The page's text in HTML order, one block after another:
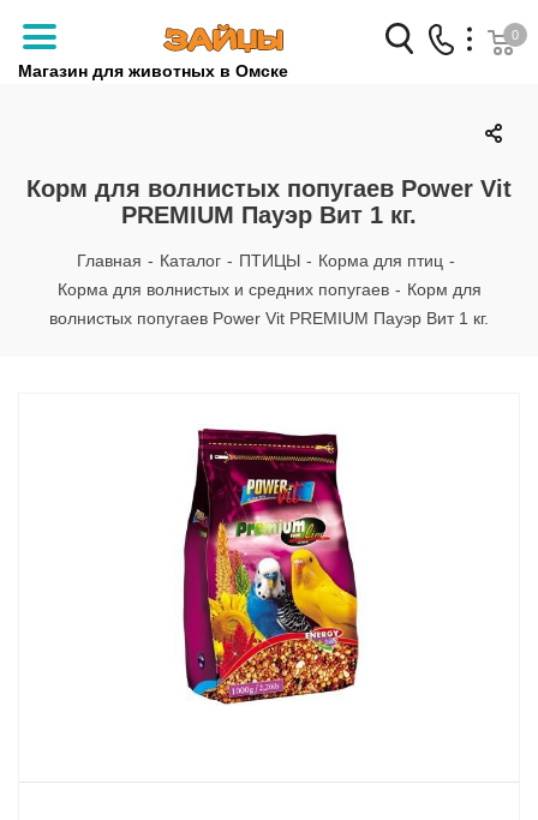
Магазин для животных в Омске
Заказать звонок
+7 (3812) 79-04-04
+7 (950) 959-88-32
0
Корм для волнистых попугаев Power Vit
PREMIUM Пауэр Вит 1 кг.
Главная - Каталог - ПТИЦЫ - Корма для птиц -
Корма для волнистых и средних попугаев - Корм для
волнистых попугаев Power Vit PREMIUM Пауэр Вит 1 кг.